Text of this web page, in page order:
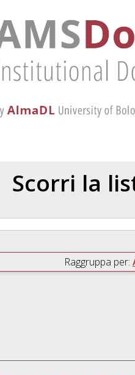
Scorri la
Raggruppa per: